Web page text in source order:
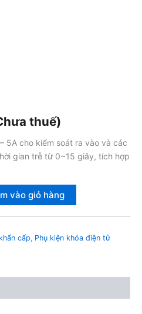
thuế)
5A cho kiểm soát ra vào và các
gian trễ từ 0~15 giây, tích hợp
vào giỏ hàng
cấp, Phụ kiện khóa điện tử